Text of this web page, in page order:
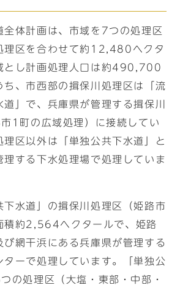
全体計画は、市域を7つの処理区
理区を合わせて約12,480ヘクタ
とし計画処理人口は約490,700
ち、市西部の揖保川処理区は「流
」で、兵庫県が管理する揖保川
1町の広域処理）に接続してい
理区以外は「単独公共下水道」と
理する下水処理場で処理していま
下水道」の揖保川処理区（姫路市
積約2,564ヘクタールで、姫路
び網干浜にある兵庫県が管理する
ターで処理しています。「単独公
の処理区（大塩・東部・中部・